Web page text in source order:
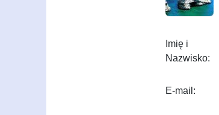
Imię i
Nazwisko:
E-mail: